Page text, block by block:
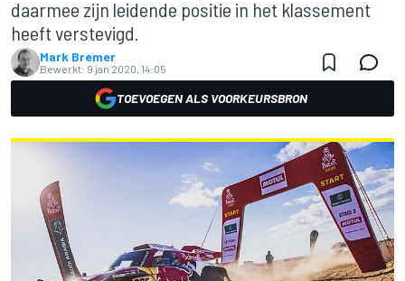
daarmee zijn leidende positie in het klassement
heeft verstevigd.
Mark Bremer
Bewerkt: 9 jan 2020, 14:05
TOEVOEGEN ALS VOORKEURSBRON